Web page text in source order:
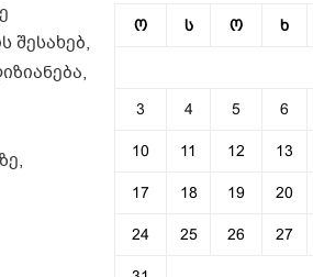
შესახებ,
ო ს ო ხ
3 4 5 6
10 11 12 13
17 18 19 20
24 25 26 27